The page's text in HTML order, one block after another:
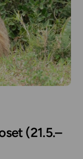
(21.5.–